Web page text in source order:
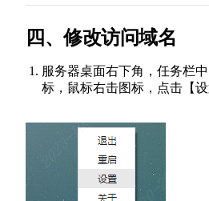
四、修改访问域名
服务器桌面右下角，任务栏
标，鼠标右击图标，点击【